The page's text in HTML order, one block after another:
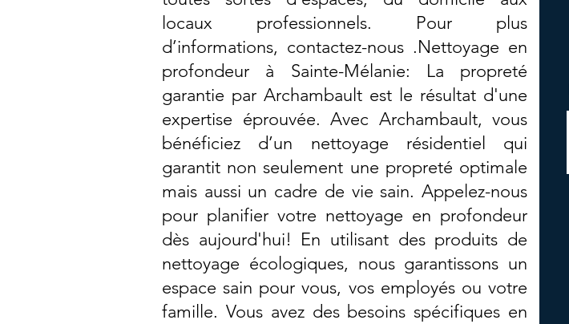
locaux professionnels. Pour plus
d’informations, contactez-nous .Nettoyage en
profondeur à Sainte-Mélanie: La propreté
garantie par Archambault est le résultat d'une
expertise éprouvée. Avec Archambault, vous
bénéficiez d’un nettoyage résidentiel qui
garantit non seulement une propreté optimale
mais aussi un cadre de vie sain. Appelez-nous
pour planifier votre nettoyage en profondeur
dès aujourd'hui! En utilisant des produits de
nettoyage écologiques, nous garantissons un
espace sain pour vous, vos employés ou votre
famille. Vous avez des besoins spécifiques en